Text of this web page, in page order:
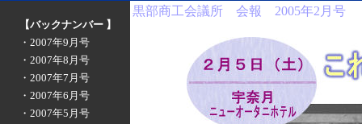
【バックナンバー 】
・2007年9月号
・2007年8月号
・2007年7月号
・2007年6月号
・2007年5月号
黒部商工会議所 会報 2005年2月号